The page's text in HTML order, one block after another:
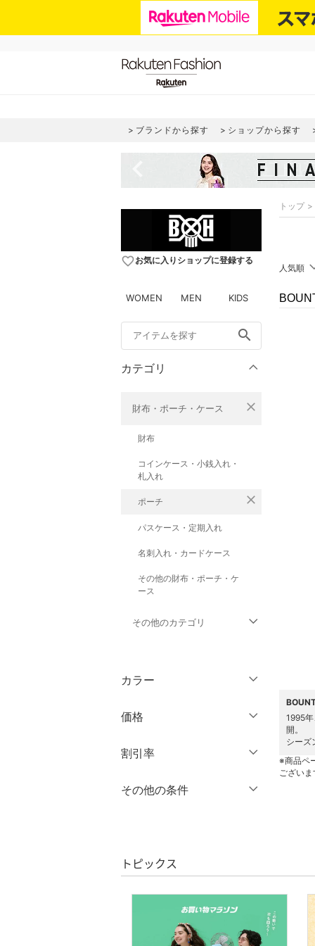
ブランドから探す ショップから探す
favorite_borderお気に入りショップに登録する
WOMEN MEN KIDS
search
カテゴリ
財布・ポーチ・ケース close
財布
コインケース・小銭入れ・
札入れ
ポーチ close
パスケース・定期入れ
名刺入れ・カードケース
その他の財布・ポーチ・ケ
ース
その他のカテゴリ
ジャケット・アウター
パンツ
ワンピース・ドレス
スカート
バッグ
インナー・ルームウェア
カラー
価格
絞り込み
割引率
％OFF～ ％OFF
その他の条件
クリア 絞り込み
トップ
人気順
1995
開。
シーズ
※商品ペ
ござい
トピックス